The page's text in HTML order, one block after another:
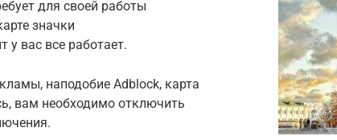
для своей работы
значки
у вас все работает.
наподобие Adblock, карта
вам необходимо отключить